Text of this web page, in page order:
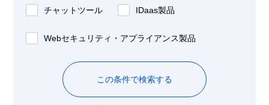
チャットツール IDaas製品
Webセキュリティ・アプライアンス製品
この条件で検索する